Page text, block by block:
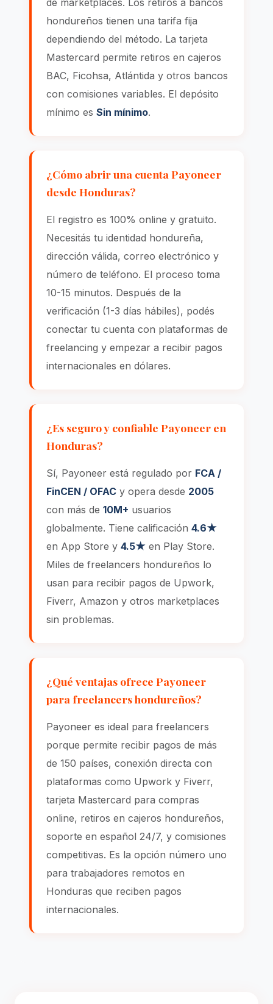
de marketplaces. Los retiros a bancos
hondureños tienen una tarifa fija
dependiendo del método. La tarjeta
Mastercard permite retiros en cajeros
BAC, Ficohsa, Atlántida y otros bancos
con comisiones variables. El depósito
mínimo es Sin mínimo.
¿Cómo abrir una cuenta Payoneer
desde Honduras?
El registro es 100% online y gratuito.
Necesitás tu identidad hondureña,
dirección válida, correo electrónico y
número de teléfono. El proceso toma
10-15 minutos. Después de la
verificación (1-3 días hábiles), podés
conectar tu cuenta con plataformas de
freelancing y empezar a recibir pagos
internacionales en dólares.
¿Es seguro y confiable Payoneer en
Honduras?
Sí, Payoneer está regulado por FCA /
FinCEN / OFAC y opera desde 2005
con más de 10M+ usuarios
globalmente. Tiene calificación 4.6★
en App Store y 4.5★ en Play Store.
Miles de freelancers hondureños lo
usan para recibir pagos de Upwork,
Fiverr, Amazon y otros marketplaces
sin problemas.
¿Qué ventajas ofrece Payoneer
para freelancers hondureños?
Payoneer es ideal para freelancers
porque permite recibir pagos de más
de 150 países, conexión directa con
plataformas como Upwork y Fiverr,
tarjeta Mastercard para compras
online, retiros en cajeros hondureños,
soporte en español 24/7, y comisiones
competitivas. Es la opción número uno
para trabajadores remotos en
Honduras que reciben pagos
internacionales.